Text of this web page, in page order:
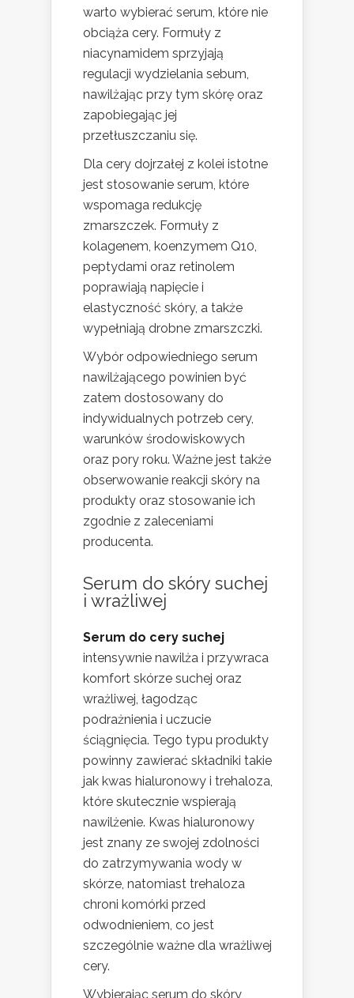
warto wybierać serum, które nie
obciąża cery. Formuły z
niacynamidem sprzyjają
regulacji wydzielania sebum,
nawilżając przy tym skórę oraz
zapobiegając jej
przetłuszczaniu się.
Dla cery dojrzałej z kolei istotne
jest stosowanie serum, które
wspomaga redukcję
zmarszczek. Formuły z
kolagenem, koenzymem Q10,
peptydami oraz retinolem
poprawiają napięcie i
elastyczność skóry, a także
wypełniają drobne zmarszczki.
Wybór odpowiedniego serum
nawilżającego powinien być
zatem dostosowany do
indywidualnych potrzeb cery,
warunków środowiskowych
oraz pory roku. Ważne jest także
obserwowanie reakcji skóry na
produkty oraz stosowanie ich
zgodnie z zaleceniami
producenta.
Serum do skóry suchej
i wrażliwej
Serum do cery suchej
intensywnie nawilża i przywraca
komfort skórze suchej oraz
wrażliwej, łagodząc
podrażnienia i uczucie
ściągnięcia. Tego typu produkty
powinny zawierać składniki takie
jak kwas hialuronowy i trehaloza,
które skutecznie wspierają
nawilżenie. Kwas hialuronowy
jest znany ze swojej zdolności
do zatrzymywania wody w
skórze, natomiast trehaloza
chroni komórki przed
odwodnieniem, co jest
szczególnie ważne dla wrażliwej
cery.
Wybierając serum do skóry